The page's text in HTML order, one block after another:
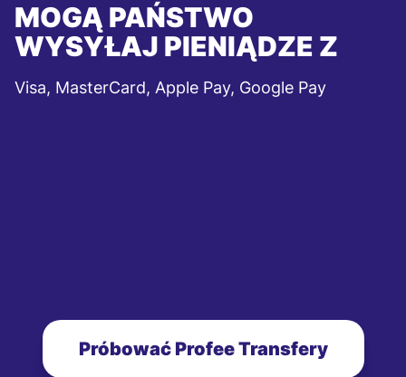
MOGĄ PAŃSTWO
WYSYŁAJ PIENIĄDZE Z
Visa, MasterCard, Apple Pay, Google Pay
Próbować Profee Transfery